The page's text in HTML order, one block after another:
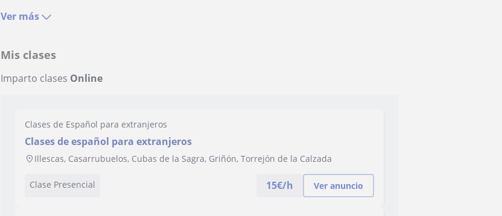
Ver más
Mis clases
Imparto clases Online
Clases de Español para extranjeros
Clases de español para extranjeros
Illescas, Casarrubuelos, Cubas de la Sagra, Griñón, Torrejón de la Calzada
Clase Presencial 15€/h Ver anuncio